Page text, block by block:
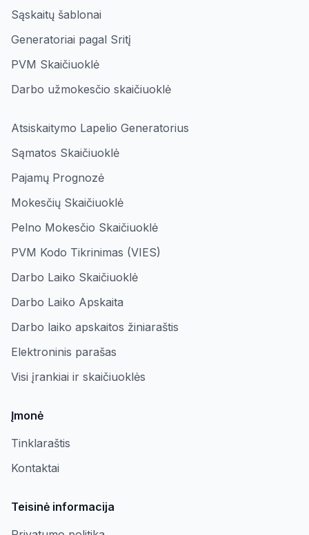
Sąskaitų šablonai
Generatoriai pagal Sritį
PVM Skaičiuoklė
Darbo užmokesčio skaičiuoklė
Atsiskaitymo Lapelio Generatorius
Sąmatos Skaičiuoklė
Pajamų Prognozė
Mokesčių Skaičiuoklė
Pelno Mokesčio Skaičiuoklė
PVM Kodo Tikrinimas (VIES)
Darbo Laiko Skaičiuoklė
Darbo Laiko Apskaita
Darbo laiko apskaitos žiniaraštis
Elektroninis parašas
Visi įrankiai ir skaičiuoklės
Įmonė
Tinklaraštis
Kontaktai
Teisinė informacija